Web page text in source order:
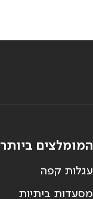
המומלצים ביותר
עגלות קפה
מסעדות ביתיות